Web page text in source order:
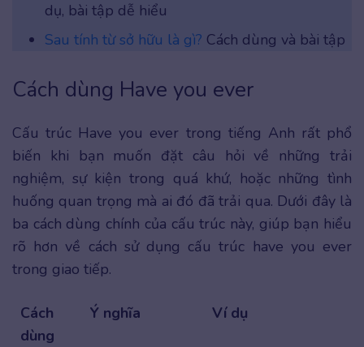
dụ, bài tập dễ hiểu
Sau tính từ sở hữu là gì? Cách dùng và bài tập
Cách dùng Have you ever
Cấu trúc Have you ever trong tiếng Anh rất phổ
biến khi bạn muốn đặt câu hỏi về những trải
nghiệm, sự kiện trong quá khứ, hoặc những tình
huống quan trọng mà ai đó đã trải qua. Dưới đây là
ba cách dùng chính của cấu trúc này, giúp bạn hiểu
rõ hơn về cách sử dụng cấu trúc have you ever
trong giao tiếp.
Cách
dùng
Ý nghĩa Ví dụ